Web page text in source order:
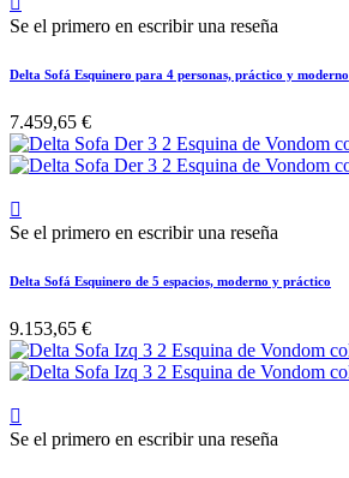
Se el primero en escribir una reseña
Delta Sofá Esquinero para 4 personas, práctico y moderno
7.459,65 €

Se el primero en escribir una reseña
Delta Sofá Esquinero de 5 espacios, moderno y práctico
9.153,65 €

Se el primero en escribir una reseña